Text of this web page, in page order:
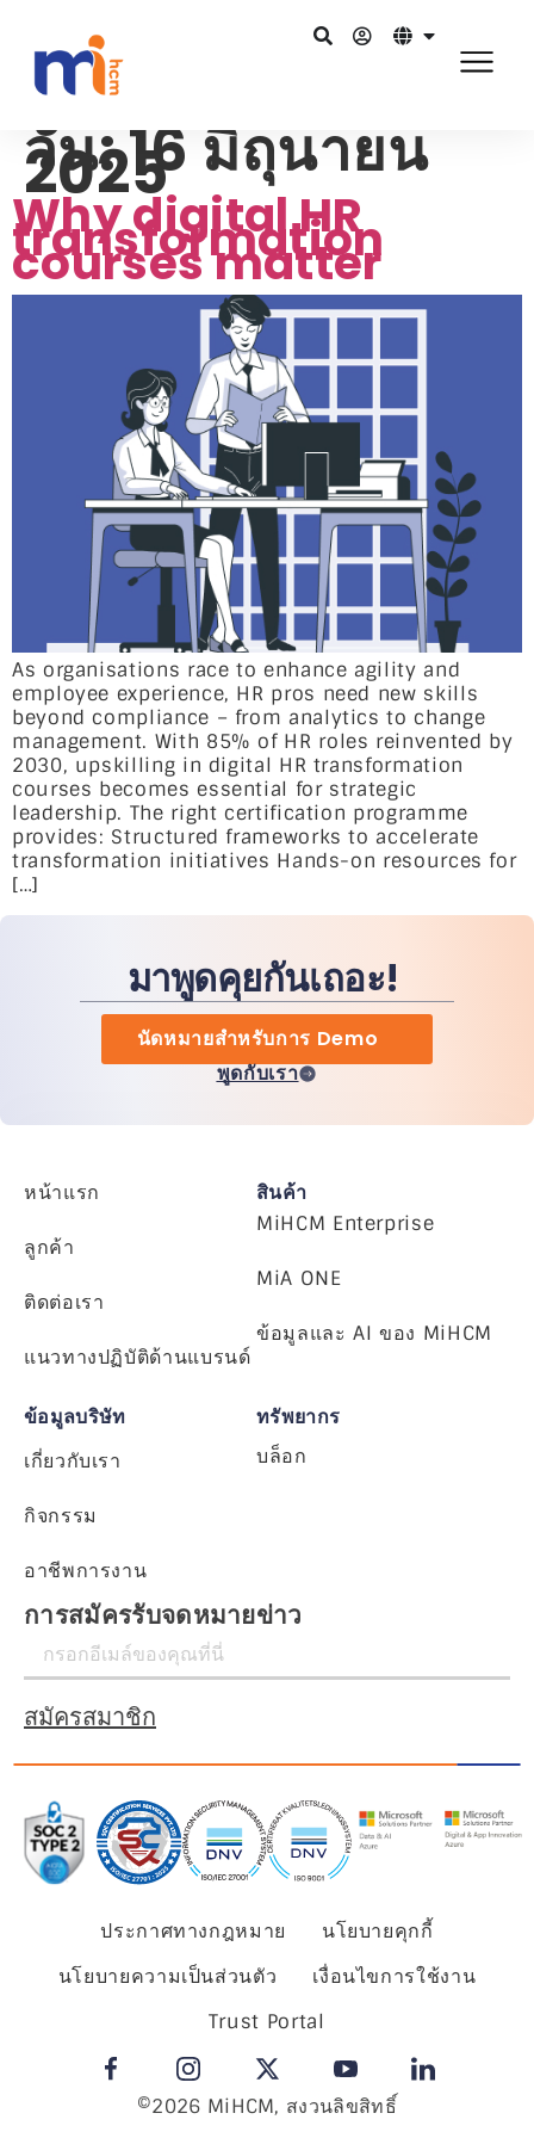
วัน:16 มิถุนายน
2025
Why digital HR
transformation
courses matter
As organisations race to enhance agility and
employee experience, HR pros need new skills
beyond compliance – from analytics to change
management. With 85% of HR roles reinvented by
2030, upskilling in digital HR transformation
courses becomes essential for strategic
leadership. The right certification programme
provides: Structured frameworks to accelerate
transformation initiatives Hands-on resources for
[…]
มาพูดคุยกันเถอะ!
นัดหมายสำหรับการ Demo
พูดกับเรา
หน้าแรก
ลูกค้า
ติดต่อเรา
แนวทางปฏิบัติด้านแบรนด์
สินค้า
MiHCM Enterprise
MiA ONE
ข้อมูลและ AI ของ MiHCM
ข้อมูลบริษัท
เกี่ยวกับเรา
กิจกรรม
อาชีพการงาน
ทรัพยากร
บล็อก
การสมัครรับจดหมายข่าว
สมัครสมาชิก
ประกาศทางกฎหมาย
นโยบายคุกกี้
นโยบายความเป็นส่วนตัว
เงื่อนไขการใช้งาน
Trust Portal
©2026 MiHCM, สงวนลิขสิทธิ์